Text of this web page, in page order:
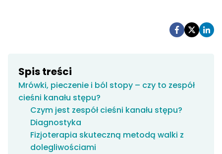
Spis treści
Mrówki, pieczenie i ból stopy – czy to zespół
cieśni kanału stępu?
Czym jest zespół cieśni kanału stępu?
Diagnostyka
Fizjoterapia skuteczną metodą walki z
dolegliwościami